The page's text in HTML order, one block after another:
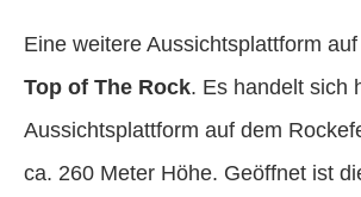
Eine weitere Aussichtsplattform
Top of The Rock. Es handelt sich
Aussichtsplattform auf dem
ca. 260 Meter Höhe. Geöffnet ist